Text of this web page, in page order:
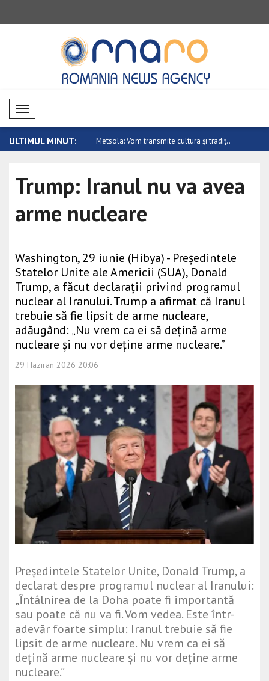
Mobil Menü
ULTIMUL MINUT:
transmite cultura și tradiț.. China cere intensificarea sprijinului pe..
Trump: Iranul nu va avea
arme nucleare
Washington, 29 iunie (Hibya) - Președintele
Statelor Unite ale Americii (SUA), Donald
Trump, a făcut declarații privind programul
nuclear al Iranului. Trump a afirmat că Iranul
trebuie să fie lipsit de arme nucleare,
adăugând: „Nu vrem ca ei să dețină arme
nucleare și nu vor deține arme nucleare.”
29 Haziran 2026 20:06
Președintele Statelor Unite, Donald Trump, a
declarat despre programul nuclear al Iranului:
„Întâlnirea de la Doha poate fi importantă
sau poate că nu va fi. Vom vedea. Este într-
adevăr foarte simplu: Iranul trebuie să fie
lipsit de arme nucleare. Nu vrem ca ei să
dețină arme nucleare și nu vor deține arme
nucleare.”